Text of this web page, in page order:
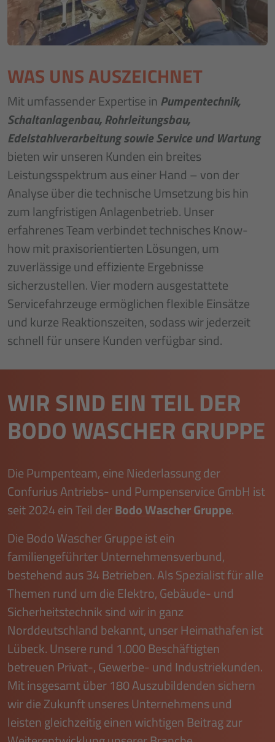
WAS UNS AUSZEICHNET
Mit umfassender Expertise in Pumpentechnik,
Schaltanlagenbau, Rohrleitungsbau,
Edelstahlverarbeitung sowie Service und Wartung
bieten wir unseren Kunden ein breites
Leistungsspektrum aus einer Hand – von der
Analyse über die technische Umsetzung bis hin
zum langfristigen Anlagenbetrieb. Unser
erfahrenes Team verbindet technisches Know-
how mit praxisorientierten Lösungen, um
zuverlässige und effiziente Ergebnisse
sicherzustellen. Vier modern ausgestattete
Servicefahrzeuge ermöglichen flexible Einsätze
und kurze Reaktionszeiten, sodass wir jederzeit
schnell für unsere Kunden verfügbar sind.
WIR SIND EIN TEIL DER
BODO WASCHER GRUPPE
Die Pumpenteam, eine Niederlassung der
Confurius Antriebs- und Pumpenservice GmbH ist
seit 2024 ein Teil derBodo Wascher Gruppe.
Die Bodo Wascher Gruppe ist ein
familiengeführter Un­ter­neh­mensverbund,
bestehend aus 34 Betrieben. Als Spezialist für alle
Themen rund um die Elektro, Gebäude- und
Sicherheitstechnik sind wir in ganz
Norddeutschland bekannt, unser Heimathafen ist
Lübeck. Unsere rund 1.000 Beschäftigten
betreuen Privat-, Gewerbe- und Industriekunden.
Mit insgesamt über 180 Auszubildenden sichern
wir die Zukunft unseres Unternehmens und
leisten gleichzeitig einen wichtigen Beitrag zur